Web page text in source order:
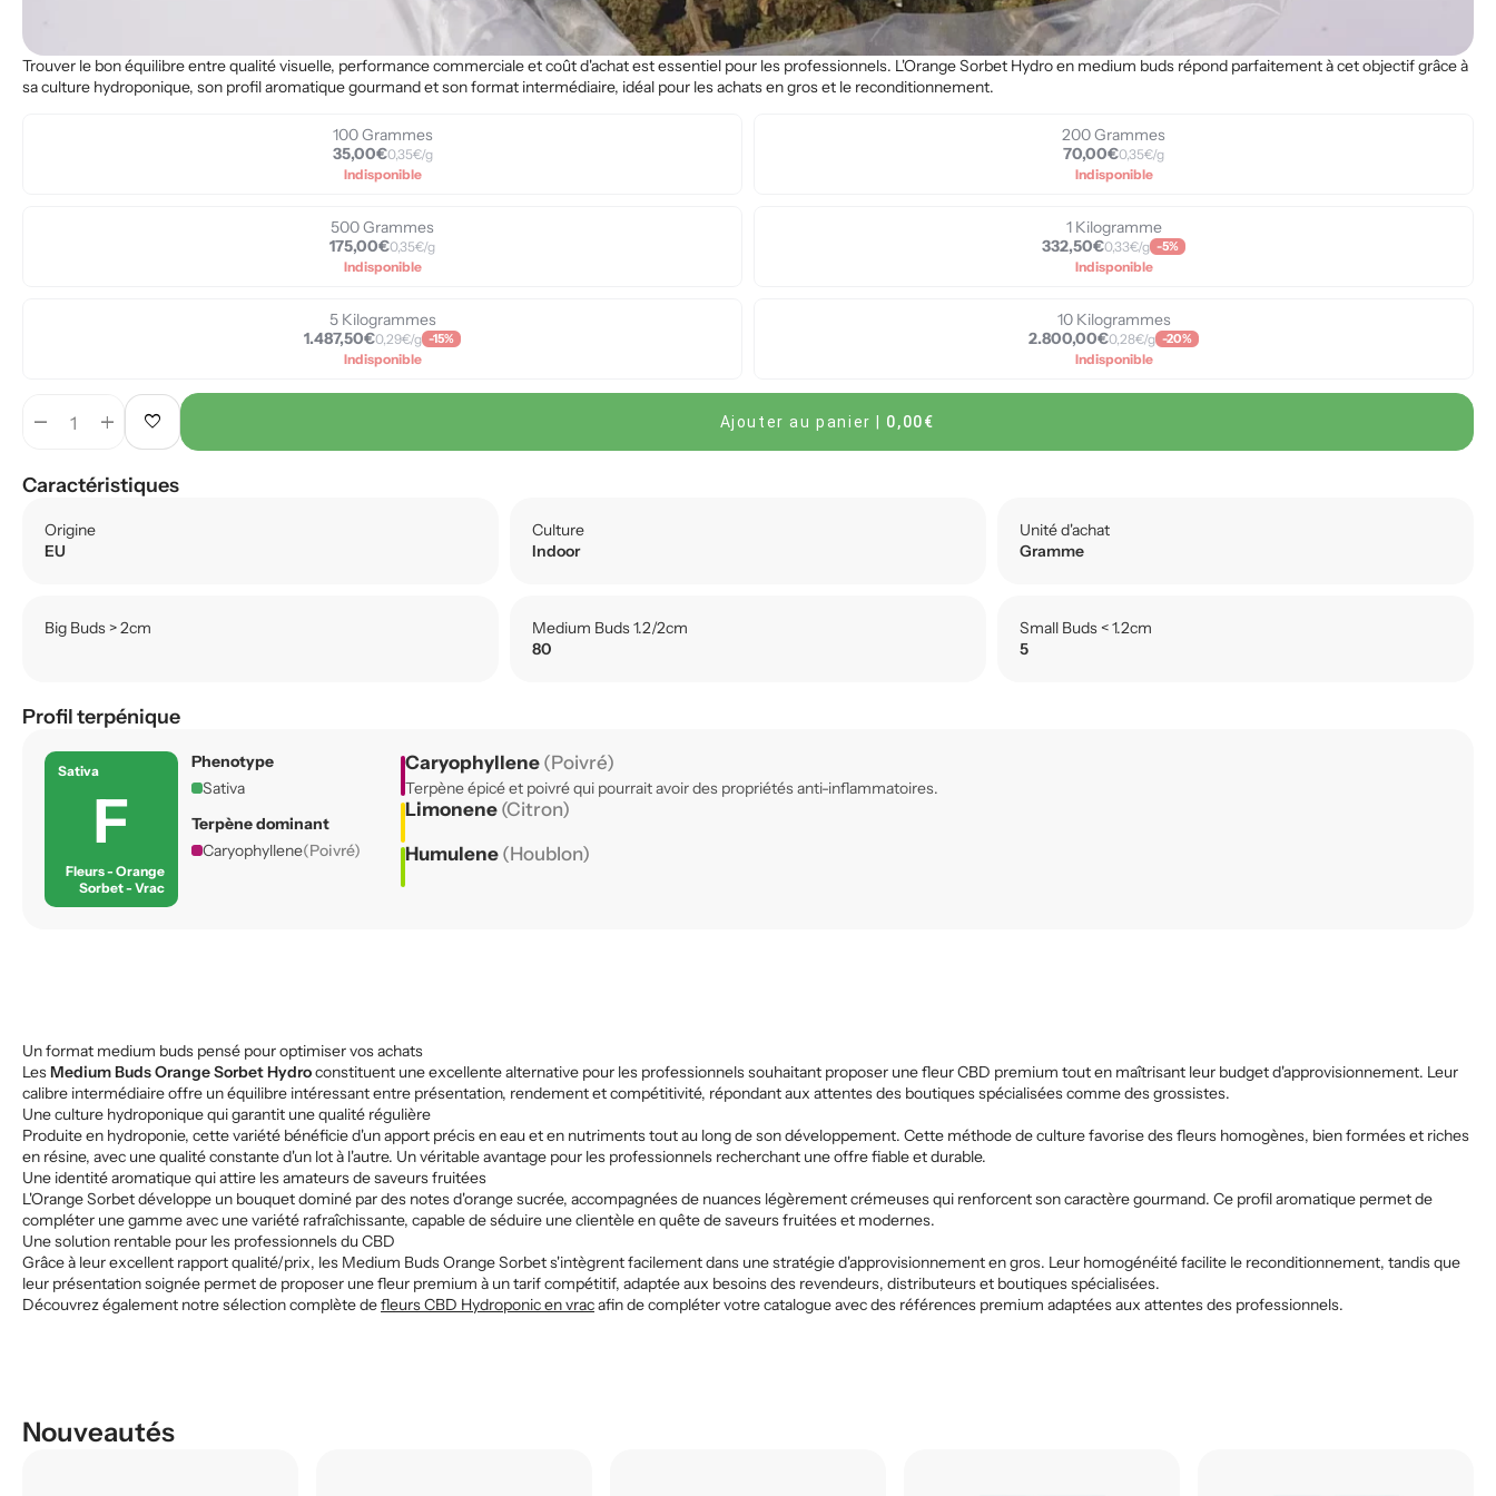
Trouver le bon équilibre entre qualité visuelle, performance commerciale et coût d'achat est essentiel pour les professionnels. L'Orange Sorbet Hydro en medium buds répond parfaitement à cet objectif grâce à
sa culture hydroponique, son profil aromatique gourmand et son format intermédiaire, idéal pour les achats en gros et le reconditionnement.
100 Grammes
35,00€0,35€/g
Indisponible
200 Grammes
70,00€0,35€/g
Indisponible
500 Grammes
175,00€0,35€/g
Indisponible
1 Kilogramme
332,50€0,33€/g -5%
Indisponible
5 Kilogrammes
1.487,50€0,29€/g -15%
Indisponible
10 Kilogrammes
2.800,00€0,28€/g -20%
Indisponible
remove add favorite Ajouter au panier 0,00€
Caractéristiques
Origine
EU
Culture
Indoor
Unité d'achat
Gramme
Big Buds > 2cm
Medium Buds 1.2/2cm
80
Small Buds < 1.2cm
5
Profil terpénique
Sativa
F
Fleurs - Orange
Sorbet - Vrac
Phenotype
Sativa
Terpène dominant
Caryophyllene(Poivré)
Caryophyllene (Poivré)
Terpène épicé et poivré qui pourrait avoir des propriétés anti-inflammatoires.
Limonene (Citron)
Humulene (Houblon)
Un format medium buds pensé pour optimiser vos achats
LesMedium Buds Orange Sorbet Hydroconstituent une excellente alternative pour les professionnels souhaitant proposer une fleur CBD premium tout en maîtrisant leur budget d'approvisionnement. Leur
calibre intermédiaire offre un équilibre intéressant entre présentation, rendement et compétitivité, répondant aux attentes des boutiques spécialisées comme des grossistes.
Une culture hydroponique qui garantit une qualité régulière
Produite en hydroponie, cette variété bénéficie d'un apport précis en eau et en nutriments tout au long de son développement. Cette méthode de culture favorise des fleurs homogènes, bien formées et riches
en résine, avec une qualité constante d'un lot à l'autre. Un véritable avantage pour les professionnels recherchant une offre fiable et durable.
Une identité aromatique qui attire les amateurs de saveurs fruitées
L'Orange Sorbet développe un bouquet dominé par des notes d'orange sucrée, accompagnées de nuances légèrement crémeuses qui renforcent son caractère gourmand. Ce profil aromatique permet de
compléter une gamme avec une variété rafraîchissante, capable de séduire une clientèle en quête de saveurs fruitées et modernes.
Une solution rentable pour les professionnels du CBD
Grâce à leur excellent rapport qualité/prix, les Medium Buds Orange Sorbet s'intègrent facilement dans une stratégie d'approvisionnement en gros. Leur homogénéité facilite le reconditionnement, tandis que
leur présentation soignée permet de proposer une fleur premium à un tarif compétitif, adaptée aux besoins des revendeurs, distributeurs et boutiques spécialisées.
Découvrez également notre sélection complète defleurs CBD Hydroponic en vracafin de compléter votre catalogue avec des références premium adaptées aux attentes des professionnels.
Nouveautés